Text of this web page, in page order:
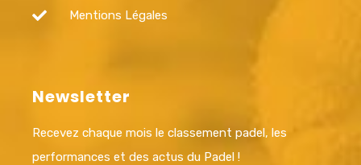
Mentions Légales
Newsletter
Recevez chaque mois le classement padel, les
performances et des actus du Padel !